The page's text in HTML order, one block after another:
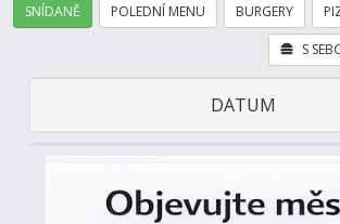
SNÍDANĚ POLEDNÍ MENU BURGERY
S
DATUM